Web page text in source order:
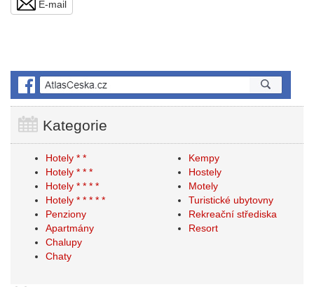
E-mail
Kategorie
Hotely * *
Hotely * * *
Hotely * * * *
Hotely * * * * *
Penziony
Apartmány
Chalupy
Chaty
Kempy
Hostely
Motely
Turistické ubytovny
Rekreační střediska
Resort